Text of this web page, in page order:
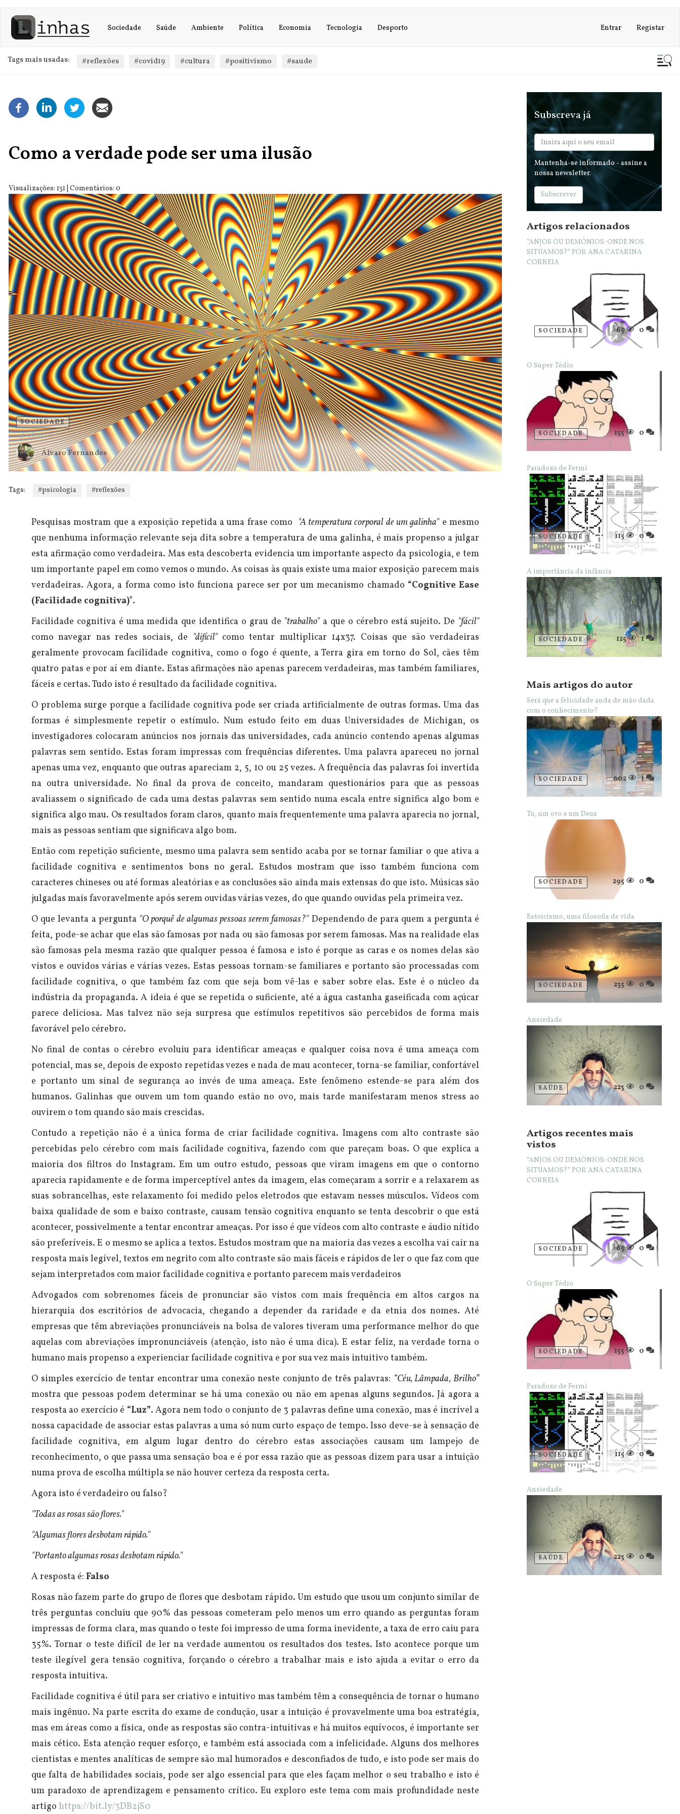
para
conteúdo
Main
navigation Sociedade Saúde Ambiente Política Economia Tecnologia Desporto
User
account
menu
Entrar Registar
Tags mais usadas: #reflexões #covid19 #cultura #positivismo #saude
Como a verdade pode ser uma ilusão
Visualizações: 131 | Comentários: 0
SOCIEDADE
31/08/2021
Álvaro Fernandes
Tags: #psicologia #reflexões
Pesquisas mostram que a exposição repetida a uma frase como "A temperatura corporal de um galinha"e mesmo
que nenhuma informação relevante seja dita sobre a temperatura de uma galinha, é mais propenso a julgar
esta afirmação como verdadeira. Mas esta descoberta evidencia um importante aspecto da psicologia, e tem
um importante papel em como vemos o mundo. As coisas às quais existe uma maior exposição parecem mais
verdadeiras. Agora, a forma como isto funciona parece ser por um mecanismo chamado “Cognitive Ease
(Facilidade cognitiva)".
Facilidade cognitiva é uma medida que identifica o grau de "trabalho"a que o cérebro está sujeito. De "fácil"
como navegar nas redes sociais, de "difícil"como tentar multiplicar 14x37. Coisas que são verdadeiras
geralmente provocam facilidade cognitiva, como o fogo é quente, a Terra gira em torno do Sol, cães têm
quatro patas e por aí em diante. Estas afirmações não apenas parecem verdadeiras, mas também familiares,
fáceis e certas. Tudo isto é resultado da facilidade cognitiva.
O problema surge porque a facilidade cognitiva pode ser criada artificialmente de outras formas. Uma das
formas é simplesmente repetir o estímulo. Num estudo feito em duas Universidades de Michigan, os
investigadores colocaram anúncios nos jornais das universidades, cada anúncio contendo apenas algumas
palavras sem sentido. Estas foram impressas com frequências diferentes. Uma palavra apareceu no jornal
apenas uma vez, enquanto que outras apareciam 2, 5, 10 ou 25 vezes. A frequência das palavras foi invertida
na outra universidade. No final da prova de conceito, mandaram questionários para que as pessoas
avaliassem o significado de cada uma destas palavras sem sentido numa escala entre significa algo bom e
significa algo mau. Os resultados foram claros, quanto mais frequentemente uma palavra aparecia no jornal,
mais as pessoas sentiam que significava algo bom.
Então com repetição suficiente, mesmo uma palavra sem sentido acaba por se tornar familiar o que ativa a
facilidade cognitiva e sentimentos bons no geral. Estudos mostram que isso também funciona com
caracteres chineses ou até formas aleatórias e as conclusões são ainda mais extensas do que isto. Músicas são
julgadas mais favoravelmente após serem ouvidas várias vezes, do que quando ouvidas pela primeira vez.
O que levanta a pergunta "O porquê de algumas pessoas serem famosas?" Dependendo de para quem a pergunta é
feita, pode-se achar que elas são famosas por nada ou são famosas por serem famosas. Mas na realidade elas
são famosas pela mesma razão que qualquer pessoa é famosa e isto é porque as caras e os nomes delas são
vistos e ouvidos várias e várias vezes. Estas pessoas tornam-se familiares e portanto são processadas com
facilidade cognitiva, o que também faz com que seja bom vê-las e saber sobre elas.Este é o núcleo da
indústria da propaganda. A ideia é que se repetida o suficiente, até a água castanha gaseificada com açúcar
parece deliciosa. Mas talvez não seja surpresa que estímulos repetitivos são percebidos de forma mais
favorável pelo cérebro.
No final de contas o cérebro evoluiu para identificar ameaças e qualquer coisa nova é uma ameaça com
potencial, mas se, depois de exposto repetidas vezes e nada de mau acontecer, torna-se familiar, confortável
e portanto um sinal de segurança ao invés de uma ameaça. Este fenômeno estende-se para além dos
humanos. Galinhas que ouvem um tom quando estão no ovo, mais tarde manifestaram menos stress ao
ouvirem o tom quando são mais crescidas.
Contudo a repetição não é a única forma de criar facilidade cognitiva. Imagens com alto contraste são
percebidas pelo cérebro com mais facilidade cognitiva, fazendo com que pareçam boas. O que explica a
maioria dos filtros do Instagram. Em um outro estudo, pessoas que viram imagens em que o contorno
aparecia rapidamente e de forma imperceptível antes da imagem, elas começaram a sorrir e a relaxarem as
suas sobrancelhas, este relaxamento foi medido pelos eletrodos que estavam nesses músculos.Vídeos com
baixa qualidade de som e baixo contraste, causam tensão cognitiva enquanto se tenta descobrir o que está
acontecer, possivelmente a tentar encontrar ameaças. Por isso é que vídeos com alto contraste e áudio nítido
são preferíveis.E o mesmo se aplica a textos. Estudos mostram que na maioria das vezes a escolha vai cair na
resposta mais legível, textos em negrito com alto contraste são mais fáceis e rápidos de ler o que faz com que
sejam interpretados com maior facilidade cognitiva e portanto parecem mais verdadeiros
Advogados com sobrenomes fáceis de pronunciar são vistos com mais frequência em altos cargos na
hierarquia dos escritórios de advocacia, chegando a depender da raridade e da etnia dos nomes. Até
empresas que têm abreviações pronunciáveis na bolsa de valores tiveram uma performance melhor do que
aquelas com abreviações impronunciáveis (atenção, isto não é uma dica).E estar feliz, na verdade torna o
humano mais propenso a experienciar facilidade cognitiva e por sua vez mais intuitivo também.
O simples exercício de tentar encontrar uma conexão neste conjunto de três palavras: “Céu, Lâmpada, Brilho”
mostra que pessoas podem determinar se há uma conexão ou não em apenas alguns segundos. Já agora a
resposta ao exercício é “Luz”. Agora nem todo o conjunto de 3 palavras define uma conexão, mas é incrível a
nossa capacidade de associar estas palavras a uma só num curto espaço de tempo. Isso deve-se à sensação de
facilidade cognitiva, em algum lugar dentro do cérebro estas associações causam um lampejo de
reconhecimento, o que passa uma sensação boa e é por essa razão que as pessoas dizem para usar a intuição
numa prova de escolha múltipla se não houver certeza da resposta certa.
Agora isto é verdadeiro ou falso?
"Todas as rosas são flores."
"Algumas flores desbotam rápido."
"Portanto algumas rosas desbotam rápido."
A resposta é: Falso
Rosas não fazem parte do grupo de flores que desbotam rápido. Um estudo que usou um conjunto similar de
três perguntas concluiu que 90% das pessoas cometeram pelo menos um erro quando as perguntas foram
impressas de forma clara, mas quando o teste foi impresso de uma forma inevidente, a taxa de erro caiu para
35%.Tornar o teste difícil de ler na verdade aumentou os resultados dos testes. Isto acontece porque um
teste ilegível gera tensão cognitiva, forçando o cérebro a trabalhar mais e isto ajuda a evitar o erro da
resposta intuitiva.
Facilidade cognitiva é útil para ser criativo e intuitivo mas também têm a consequência de tornar o humano
mais ingênuo. Na parte escrita do exame de condução, usar a intuição é provavelmente uma boa estratégia,
mas em áreas como a física, onde as respostas são contra-intuitivas e há muitos equívocos, é importante ser
mais cético. Esta atenção requer esforço, e também está associada com a infelicidade. Alguns dos melhores
cientistas e mentes analíticas de sempre são mal humorados e desconfiados de tudo, e isto pode ser mais do
que falta de habilidades sociais, pode ser algo essencial para que eles façam melhor o seu trabalho e isto é
um paradoxo de aprendizagem e pensamento crítico. Eu exploro este tema com mais profundidade neste
artigo https://bit.ly/3DB2jS0
Subscreva já
Mantenha-se informado - assine a
nossa newsletter.
Subscrever
Artigos relacionados
“ANJOS OU DEMÓNIOS: ONDE NOS
SITUAMOS?” POR ANA CATARINA
CORREIA
SOCIEDADE 65 0
O Super Tédio
SOCIEDADE 155 0
Paradoxo de Fermi
SOCIEDADE 115 0
A importância da infância
SOCIEDADE 125 1
Mais artigos do autor
Será que a felicidade anda de mão dada
com o conhecimento?
SOCIEDADE 602 1
Tu, um ovo e um Deus
SOCIEDADE 295 0
Estoicismo, uma filosofia de vida
SOCIEDADE 235 0
Ansiedade
SAÚDE 223 0
Artigos recentes mais
vistos
“ANJOS OU DEMÓNIOS: ONDE NOS
SITUAMOS?” POR ANA CATARINA
CORREIA
SOCIEDADE 65 0
O Super Tédio
SOCIEDADE 155 0
Paradoxo de Fermi
SOCIEDADE 115 0
Ansiedade
SAÚDE 223 0